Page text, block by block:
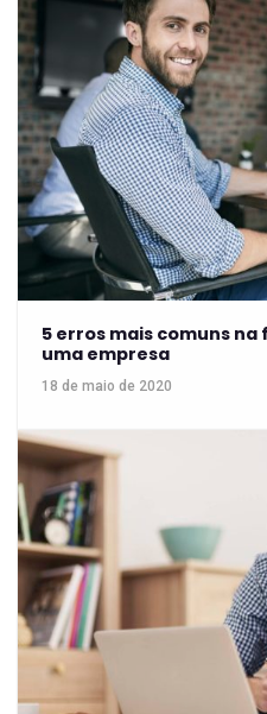
5 erros mais comuns
uma empresa
18 de maio de 2020